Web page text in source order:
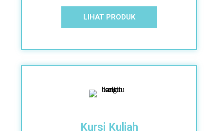
LIHAT PRODUK
Kursi Kuliah